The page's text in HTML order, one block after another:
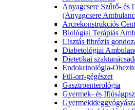
Anyagcsere Szűrő- és
(Anyagcsere
Arcrekonstrukciós
Biológiai Terápiás
Cisztás fibrózis
Diabetológiai
Dietetikai
Endokrinológia-
Fül-orr-gégészet
Gasztroenterológia
Gyermek- és